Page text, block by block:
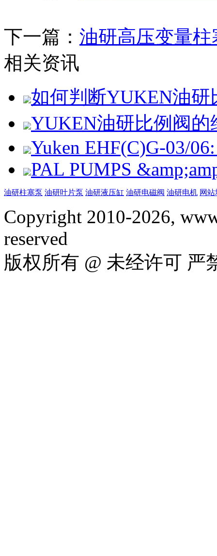
下一篇： 油研高压变量
相关资讯
如何判断YUKEN油
YUKEN油研比例阀的
Yuken EHF(C)G-03/
PAL PUMPS
油研柱塞泵 油研叶片泵 油研液压缸 油研电磁阀 油研电机 网
Copyright 2010-2026,
reserved
版权所有 @ 未经许可 严